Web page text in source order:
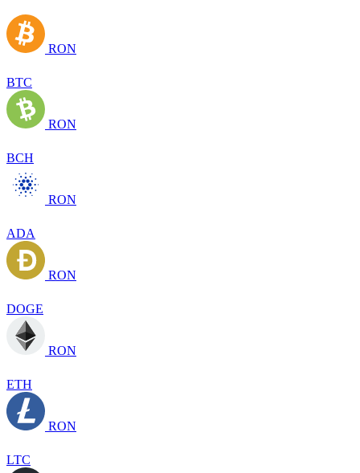
RON
BTC
RON
BCH
RON
ADA
RON
DOGE
RON
ETH
RON
LTC